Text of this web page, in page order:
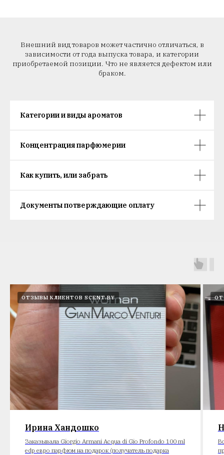
Внешний вид товаров может частично отличаться, в
зависимости от года выпуска товара, и категории
приобретаемой позиции. Что не является дефектом или
браком.
Категории и виды ароматов
Концентрация парфюмерии
Как купить, или забрать
Документы потверждающие оплату
ОТЗЫВЫ КЛИЕНТОВ SCENT.BY
Ирина Хандошко
Заказывала Giorgio Armani Acqua di Gio Profondo 100 ml
edp евро парфюм на подарок (получатель подарка